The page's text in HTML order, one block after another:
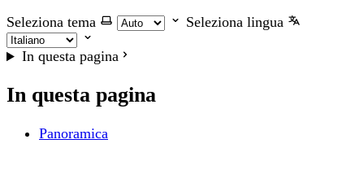
Seleziona tema
Seleziona lingua
In questa pagina
In questa pagina
Panoramica